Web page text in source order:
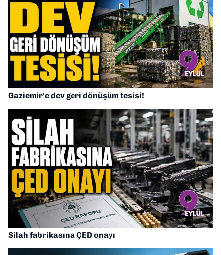
Gaziemir'e dev geri dönüşüm tesisi!
Silah fabrikasına ÇED onayı